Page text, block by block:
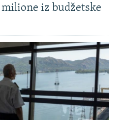
iz budžetske